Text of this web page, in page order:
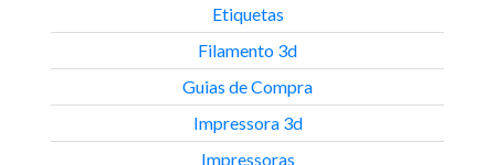
Etiquetas
Filamento 3d
Guias de Compra
Impressora 3d
Impressoras